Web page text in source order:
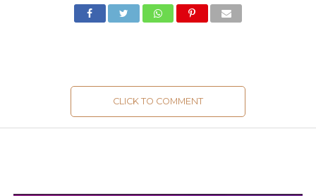
CLICK TO COMMENT